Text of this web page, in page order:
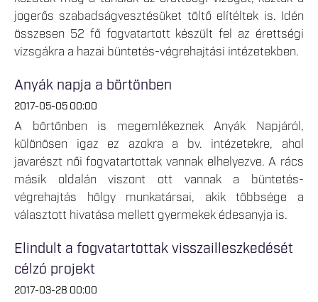
jogerős szabadságvesztésüket töltő elítéltek is. Idén
összesen 52 fő fogvatartott készült fel az érettségi
vizsgákra a hazai büntetés-végrehajtási intézetekben.
Anyák napja a börtönben
2017-05-05 00:00
A börtönben is megemlékeznek Anyák Napjáról,
különösen igaz ez azokra a bv. intézetekre, ahol
javarészt női fogvatartottak vannak elhelyezve. A rács
másik oldalán viszont ott vannak a büntetés-
végrehajtás hölgy munkatársai, akik többsége a
választott hivatása mellett gyermekek édesanyja is.
Elindult a fogvatartottak visszailleszkedését
célzó projekt
2017-03-28 00:00